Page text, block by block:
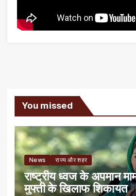
You missed
News राज्य और शहर
राष्ट्रीय ध्वज के अपमान
मुफ्ती के खिलाफ शिकायत